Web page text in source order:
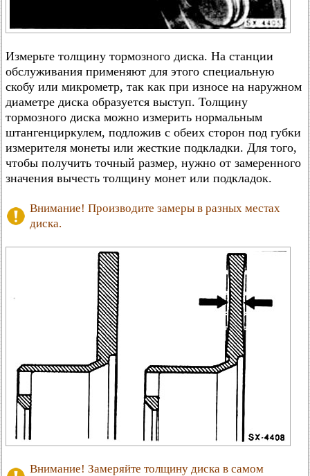
Измерьте толщину тормозного диска. На станции
обслуживания применяют для этого специальную
скобу или микрометр, так как при износе на наружном
диаметре диска образуется выступ. Толщину
тормозного диска можно измерить нормальным
штангенциркулем, подложив с обеих сторон под губки
измерителя монеты или жесткие подкладки. Для того,
чтобы получить точный размер, нужно от замеренного
значения вычесть толщину монет или подкладок.
Внимание! Производите замеры в разных местах
диска.
Внимание! Замеряйте толщину диска в самом